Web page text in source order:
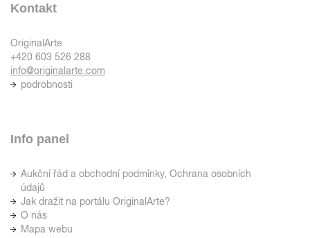
Kontakt
OriginalArte
+420 603 526 288
info@originalarte.com
podrobnosti
Info panel
Aukční řád a obchodní podmínky, Ochrana osobních
údajů
Jak dražit na portálu OriginalArte?
O nás
Mapa webu